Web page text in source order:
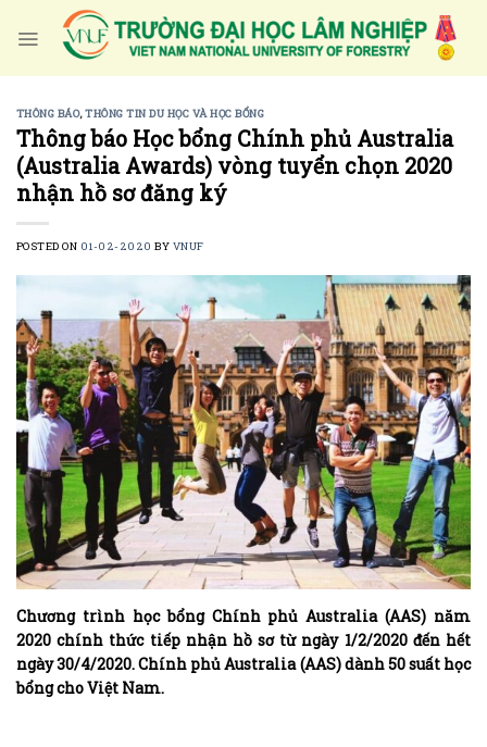
THÔNG BÁO,THÔNG TIN DU HỌC VÀ HỌC BỔNG
Thông báo Học bổng Chính phủ Australia
(Australia Awards) vòng tuyển chọn 2020
nhận hồ sơ đăng ký
POSTED ON 01-02-2020 BY VNUF
Chương trình học bổng Chính phủ Australia (AAS) năm
2020 chính thức tiếp nhận hồ sơ từ ngày 1/2/2020 đến hết
ngày 30/4/2020. Chính phủ Australia (AAS) dành 50 suất học
bổng cho Việt Nam.